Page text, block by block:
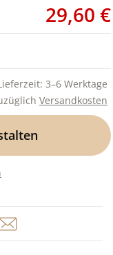
29,60 €
3–6 Werktage
Versandkosten